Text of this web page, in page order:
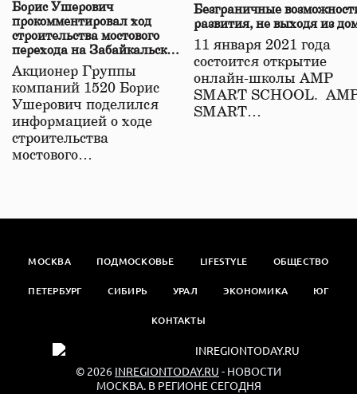
Борис Ушерович
прокомментировал ход
строительства мостового
перехода на Забайкальской
железной дороге
Акционер Группы
компаний 1520 Борис
Ушерович поделился
информацией о ходе
строительства
мостового…
Безграничные
развития, не выходя из
11 января 2021 года
состоится открытие
онлайн-школы АМР
SMART SCHOOL.
SMART…
МОСКВА ПОДМОСКОВЬЕ LIFESTYLE ОБЩЕСТВО
ПЕТЕРБУРГ СИБИРЬ УРАЛ ЭКОНОМИКА ЮГ
КОНТАКТЫ
© 2026 INREGIONTODAY.RU - НОВОСТИ
МОСКВА. В РЕГИОНЕ СЕГОДНЯ